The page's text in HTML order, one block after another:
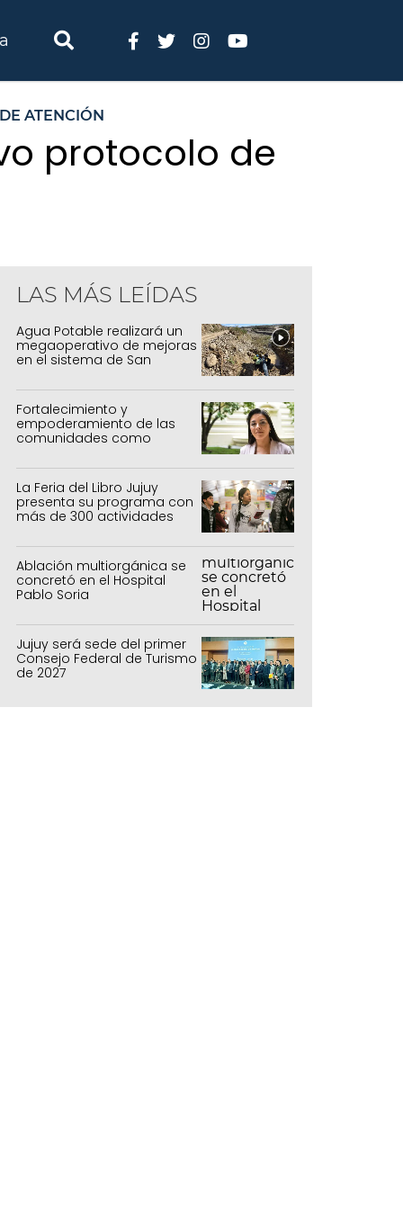
ATENCIÓN
protocolo de
LAS MÁS LEÍDAS
Agua Potable realizará un
megaoperativo de mejoras
en el sistema de San
Fortalecimiento y
empoderamiento de las
comunidades como
La Feria del Libro Jujuy
presenta su programa con
más de 300 actividades
Ablación multiorgánica se
concretó en el Hospital
Pablo Soria
Jujuy será sede del primer
Consejo Federal de Turismo
de 2027